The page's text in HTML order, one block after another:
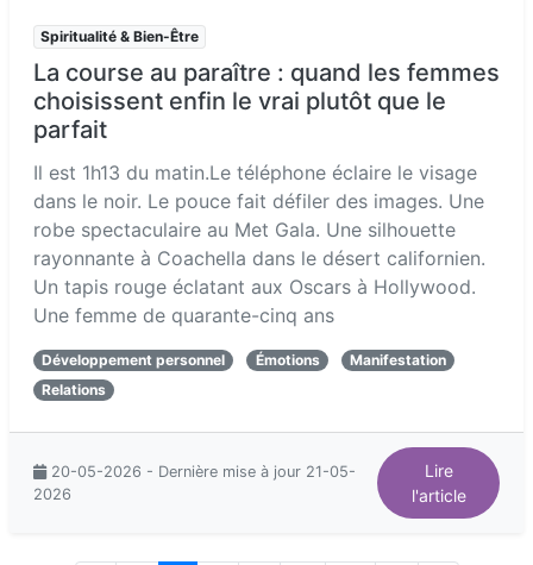
Spiritualité & Bien-Être
La course au paraître : quand les femmes
choisissent enfin le vrai plutôt que le
parfait
Il est 1h13 du matin.Le téléphone éclaire le visage
dans le noir. Le pouce fait défiler des images. Une
robe spectaculaire au Met Gala. Une silhouette
rayonnante à Coachella dans le désert californien.
Un tapis rouge éclatant aux Oscars à Hollywood.
Une femme de quarante-cinq ans
Développement personnel Émotions
Manifestation
Relations
20-05-2026 - Dernière mise à jour 21-05-
2026
Lire
l'article